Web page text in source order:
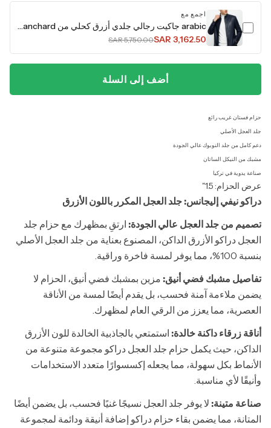
اجمع مع
arabic جاكيت رجالي جلدي أزرق كحلي من Blanchard
SAR 3,162.50
SAR 5,750.00
أضف إلى السلة
حزام فستان غريب رائع
جلد العجل الأصلي
دعم كامل من جلد النوبوك عالي الجودة
مشبك من النيكل الساتان
صناعة يدوية في تركيا
عرض الحزام: 1.5"
دراكو نيفي إليجانس: جلد العجل المكرر باللون الأزرق
تصميم من جلد العجل عالي الجودة: ارتقِ بمظهرك مع حزام جلد
العجل دراكو الأزرق الداكن، المصنوع بعناية من جلد العجل الأصلي
بنسبة 100%، مما يوفر لمسة فاخرة وراقية.
تفاصيل مشبك فضي أنيق: مزين بمشبك فضي أنيق، الحزام لا
يضمن ملاءمة آمنة فحسب، بل يقدم أيضًا لمسة من الأناقة
العصرية، مما يعزز من الرقي العام لمظهرك.
أناقة زرقاء داكنة خالدة: استمتعي بالجاذبية الخالدة للون الأزرق
الداكن، حيث يكمل حزام جلد العجل دراكو مجموعة متنوعة من
الأنماط بكل سهولة، مما يجعله إكسسوارًا متعدد الاستخدامات
وأنيقًا لأي مناسبة.
صناعة متينة: لا يوفر جلد العجل نسيجًا غنيًا فحسب، بل يضمن أيضًا
المتانة، مما يضمن بقاء حزام دراكو إضافة أنيقة ودائمة لمجموعة